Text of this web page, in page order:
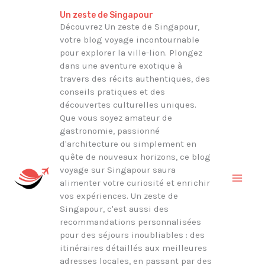
Un zeste de Singapour
Découvrez Un zeste de Singapour,
votre blog voyage incontournable
pour explorer la ville-lion. Plongez
dans une aventure exotique à
travers des récits authentiques, des
conseils pratiques et des
découvertes culturelles uniques.
Que vous soyez amateur de
gastronomie, passionné
d'architecture ou simplement en
quête de nouveaux horizons, ce blog
voyage sur Singapour saura
alimenter votre curiosité et enrichir
vos expériences. Un zeste de
Singapour, c'est aussi des
recommandations personnalisées
pour des séjours inoubliables : des
itinéraires détaillés aux meilleures
adresses locales, en passant par des
Rechercher